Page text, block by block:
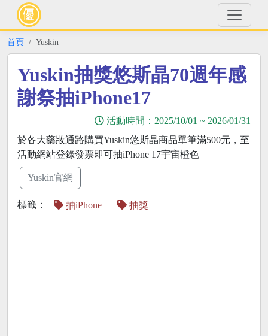
首頁 Yuskin
Yuskin抽獎悠斯晶70週年感
謝祭抽iPhone17
活動時間： 2025/10/01 ~ 2026/01/31
於各大藥妝通路購買Yuskin悠斯晶商品單筆滿500元，至
活動網站登錄發票即可抽iPhone 17宇宙橙色
Yuskin官網
標籤： 抽iPhone 抽獎